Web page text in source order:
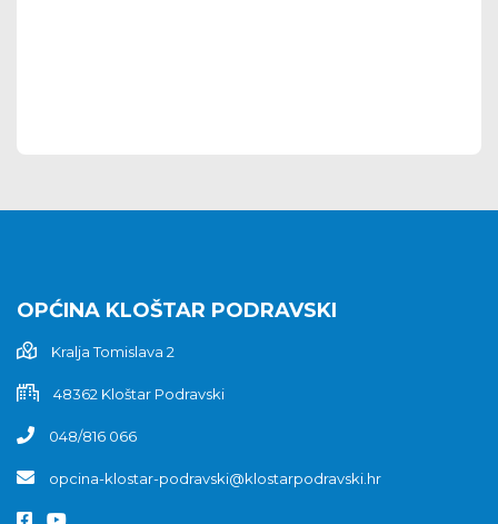
OPĆINA KLOŠTAR PODRAVSKI
Kralja Tomislava 2
48362 Kloštar Podravski
048/816 066
opcina-klostar-podravski@klostarpodravski.hr